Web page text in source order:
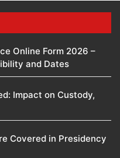
Online Form 2026 –
and Dates
Impact on Custody,
Covered in Presidency